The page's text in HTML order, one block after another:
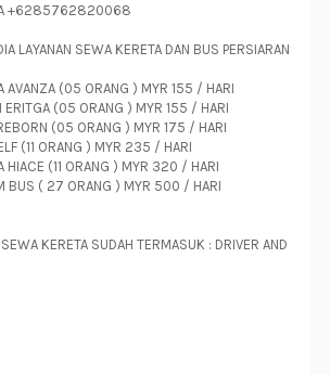
+6285762820068
LAYANAN SEWA KERETA DAN BUS PERSIARAN
AVANZA (05 ORANG ) MYR 155 / HARI
ERITGA (05 ORANG ) MYR 155 / HARI
(05 ORANG ) MYR 175 / HARI
(11 ORANG ) MYR 235 / HARI
HIACE (11 ORANG ) MYR 320 / HARI
BUS ( 27 ORANG ) MYR 500 / HARI
KERETA SUDAH TERMASUK : DRIVER AND